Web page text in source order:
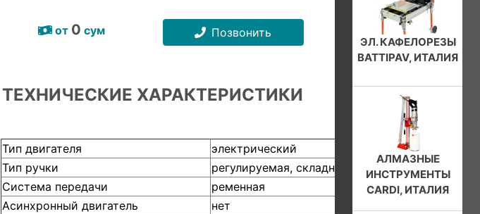
от 0 сум Позвонить
ТЕХНИЧЕСКИЕ ХАРАКТЕРИСТИКИ
Тип двигателя
электрический
Тип ручки
регулируемая, складная
Система передачи
ременная
Асинхронный двигатель
нет
ЭЛ. КАФЕЛОРЕЗЫ
BATTIPAV, ИТАЛИЯ
АЛМАЗНЫЕ
ИНСТРУМЕНТЫ
CARDI, ИТАЛИЯ